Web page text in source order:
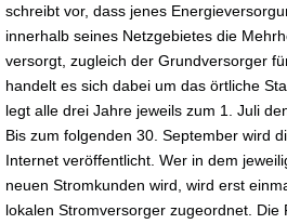
schreibt vor, dass jenes
innerhalb seines Netzgebietes die
versorgt, zugleich der Grundversorger
handelt es sich dabei um das örtliche
legt alle drei Jahre jeweils zum 1. Juli
Bis zum folgenden 30. September wird
Internet veröffentlicht. Wer in dem
neuen Stromkunden wird, wird erst
lokalen Stromversorger zugeordnet. Die